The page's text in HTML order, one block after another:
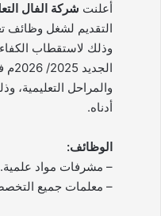
أعلنت شركة الفال
التقديم لشغل وظائف
وذلك لاستقطاب
والمراحل التعليمية،
أدناه.
الوظائف:
– مشرفات مواد علمية.
– معلمات جميع